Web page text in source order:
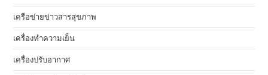
เครือข่ายข่าวสารสุขภาพ
เครื่องทำความเย็น
เครื่องปรับอากาศ